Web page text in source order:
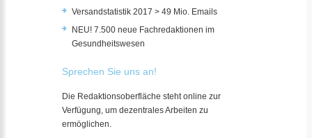
Versandstatistik 2017 > 49 Mio. Emails
NEU! 7.500 neue Fachredaktionen im
Gesundheitswesen
Sprechen Sie uns an!
Die Redaktionsoberfläche steht online zur
Verfügung, um dezentrales Arbeiten zu
ermöglichen.